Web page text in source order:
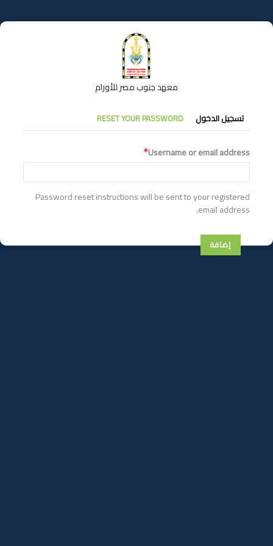
إلى
المحتوى
معهد جنوب مصر للأورام
التبويبات
الأساسية
تسجيل الدخول RESET YOUR PASSWORD
Username or email address
Password reset instructions will be sent to your registered
email address.